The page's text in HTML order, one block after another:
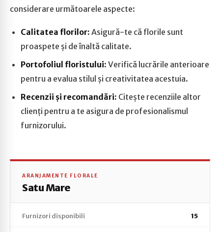
considerare următoarele aspecte:
Calitatea florilor: Asigură-te că florile sunt
proaspete și de înaltă calitate.
Portofoliul floristului: Verifică lucrările anterioare
pentru a evalua stilul și creativitatea acestuia.
Recenzii și recomandări: Citește recenziile altor
clienți pentru a te asigura de profesionalismul
furnizorului.
ARANJAMENTE FLORALE
Satu Mare
Furnizori disponibili 15